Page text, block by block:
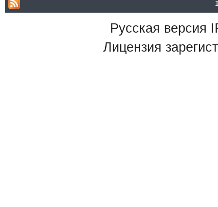
Русская версия
Лицензия